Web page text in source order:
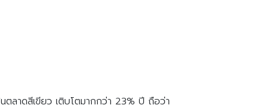
ตลาดสีเขียว เติบโตมากกว่า 23% ปี ถือว่า